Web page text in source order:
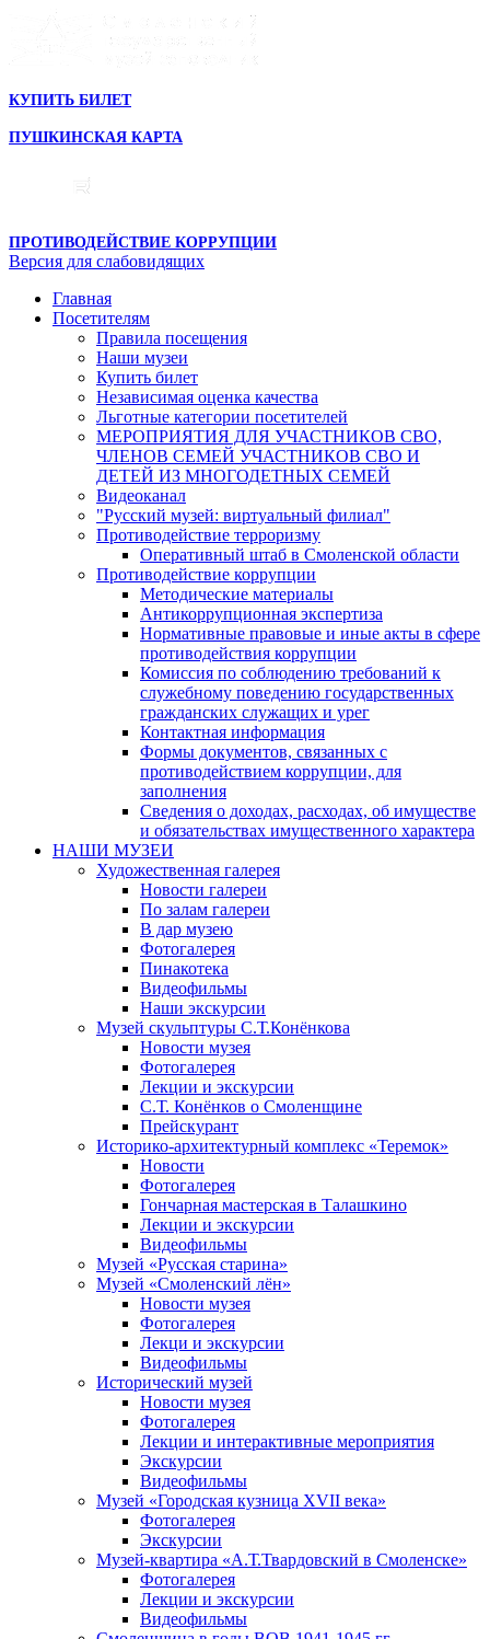
КУПИТЬ БИЛЕТ
ПУШКИНСКАЯ КАРТА
ПРОТИВОДЕЙСТВИЕ КОРРУПЦИИ
Версия для слабовидящих
Главная
Посетителям
Правила посещения
Наши музеи
Купить билет
Независимая оценка качества
Льготные категории посетителей
МЕРОПРИЯТИЯ ДЛЯ УЧАСТНИКОВ СВО,
ЧЛЕНОВ СЕМЕЙ УЧАСТНИКОВ СВО И
ДЕТЕЙ ИЗ МНОГОДЕТНЫХ СЕМЕЙ
Видеоканал
"Русский музей: виртуальный филиал"
Противодействие терроризму
Оперативный штаб в Смоленской области
Противодействие коррупции
Методические материалы
Антикоррупционная экспертиза
Нормативные правовые и иные акты в сфере
противодействия коррупции
Комиссия по соблюдению требований к
служебному поведению государственных
гражданских служащих и урег
Контактная информация
Формы документов, связанных с
противодействием коррупции, для
заполнения
Сведения о доходах, расходах, об имуществе
и обязательствах имущественного характера
НАШИ МУЗЕИ
Художественная галерея
Новости галереи
По залам галереи
В дар музею
Фотогалерея
Пинакотека
Видеофильмы
Наши экскурсии
Музей скульптуры С.Т.Конёнкова
Новости музея
Фотогалерея
Лекции и экскурсии
С.Т. Конёнков о Смоленщине
Прейскурант
Историко-архитектурный комплекс «Теремок»
Новости
Фотогалерея
Гончарная мастерская в Талашкино
Лекции и экскурсии
Видеофильмы
Музей «Русская старина»
Музей «Смоленский лён»
Новости музея
Фотогалерея
Лекци и экскурсии
Видеофильмы
Исторический музей
Новости музея
Фотогалерея
Лекции и интерактивные мероприятия
Экскурсии
Видеофильмы
Музей «Городская кузница XVII века»
Фотогалерея
Экскурсии
Музей-квартира «А.Т.Твардовский в Смоленске»
Фотогалерея
Лекции и экскурсии
Видеофильмы